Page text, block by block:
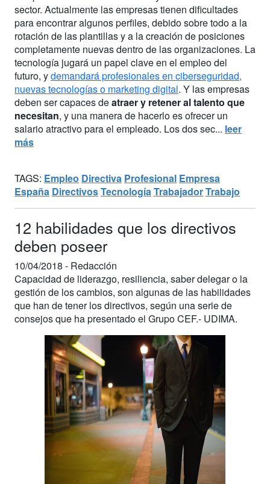
sector. Actualmente las empresas tienen dificultades
para encontrar algunos perfiles, debido sobre todo a la
rotación de las plantillas y a la creación de posiciones
completamente nuevas dentro de las organizaciones. La
tecnología jugará un papel clave en el empleo del
futuro, ydemandará profesionales en ciberseguridad,
nuevas tecnologías o marketing digital. Y las empresas
deben ser capaces deatraer y retener al talento que
necesitan, y una manera de hacerlo es ofrecer un
salario atractivo para el empleado. Los dos sec... leer
más
TAGS: Empleo Directiva Profesional Empresa
España DirectivosTecnología TrabajadorTrabajo
12 habilidades que los directivos
deben poseer
10/04/2018 - Redacción
Capacidad de liderazgo, resiliencia, saber delegar o la
gestión de los cambios, son algunas de las habilidades
que han de tener los directivos, según una serie de
consejos que ha presentado el Grupo CEF.- UDIMA.